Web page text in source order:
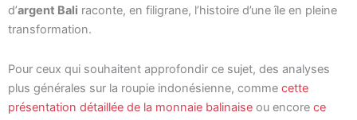
d’argent Bali raconte, en filigrane, l’histoire d’une île en pleine
transformation.
Pour ceux qui souhaitent approfondir ce sujet, des analyses
plus générales sur la roupie indonésienne, comme cette
présentation détaillée de la monnaie balinaise ou encore ce